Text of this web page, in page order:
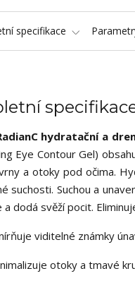
specifikace
hydratační a
Eye Contour Gel)
a otoky pod očima.
suchosti. Suchou a
a dodá svěží pocit.
viditelné známky
otoky a tmavé